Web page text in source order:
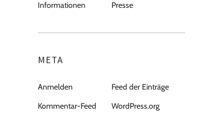
Informationen Presse
META
Anmelden Feed der Einträge
Kommentar-Feed WordPress.org